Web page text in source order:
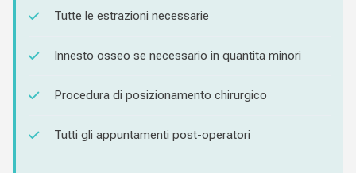
Tutte le estrazioni necessarie
Innesto osseo se necessario in quantita minori
Procedura di posizionamento chirurgico
Tutti gli appuntamenti post-operatori